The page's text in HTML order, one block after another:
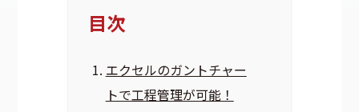
目次
エクセルのガントチャー
トで工程管理が可能！